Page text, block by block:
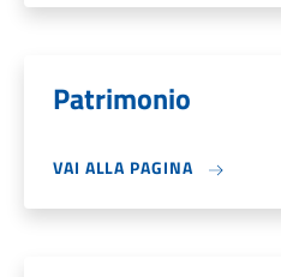
Patrimonio
VAI ALLA PAGINA